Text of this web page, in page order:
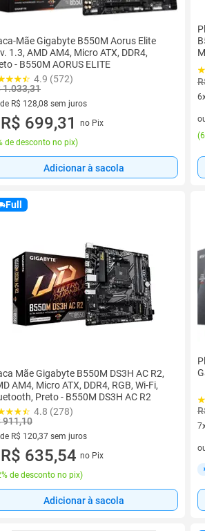
Mãe Gigabyte B550M Aorus Elite
1.3, AMD AM4, Micro ATX, DDR4,
- B550M AORUS ELITE
4.9 (572)
1.033,31
R$ 128,08 sem juros
de R$ 128,08 sem juros
R$ 699,31
no Pix
de desconto no pix)
Adicionar à sacola
(
Full
Mãe Gigabyte B550M DS3H AC R2,
AM4, Micro ATX, DDR4, RGB, Wi-Fi,
Preto - B550M DS3H AC R2
4.8 (278)
911,10
R$ 120,37 sem juros
de R$ 120,37 sem juros
R$ 635,54 no Pix
de desconto no pix)
Adicionar à sacola